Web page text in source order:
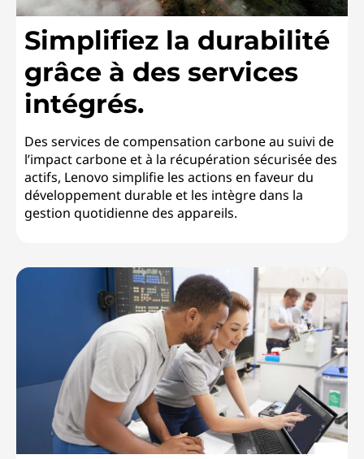
Simplifiez la durabilité
grâce à des services
intégrés.
Des services de compensation carbone au suivi de
l’impact carbone et à la récupération sécurisée des
actifs, Lenovo simplifie les actions en faveur du
développement durable et les intègre dans la
gestion quotidienne des appareils.